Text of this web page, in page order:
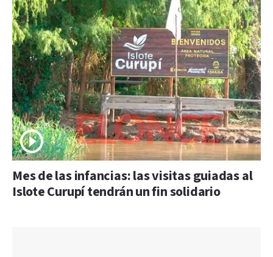
Mes de las infancias: las visitas guiadas al
Islote Curupí tendrán un fin solidario